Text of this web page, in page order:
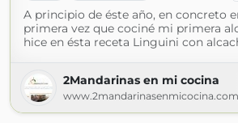
A principio de éste año, en concreto
primera vez que cociné mi primera
hice en ésta receta Linguini con
2Mandarinas en mi cocina
www.2mandarinasenmicocina.com